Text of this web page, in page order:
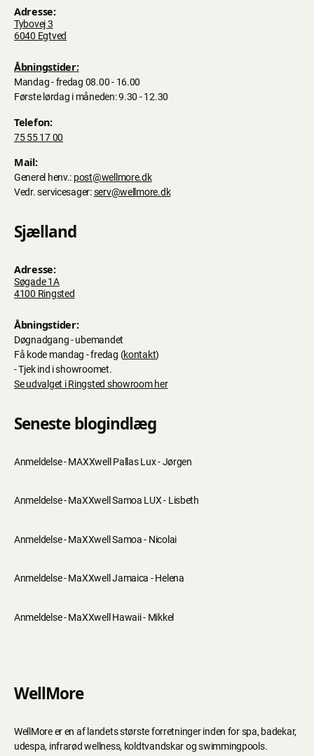
Adresse:
Tybovej 3
6040 Egtved
Åbningstider:
Mandag - fredag 08.00 - 16.00
Første lørdag i måneden: 9.30 - 12.30
Telefon:
75 55 17 00
Mail:
Generel henv.: post@wellmore.dk
Vedr. servicesager:serv@wellmore.dk
Sjælland
Adresse:
Søgade 1A
4100 Ringsted
Åbningstider:
Døgnadgang - ubemandet
Få kode mandag - fredag (kontakt)
- Tjek ind i showroomet.
Se udvalget i Ringsted showroom her
Seneste blogindlæg
Anmeldelse - MAXXwell Pallas Lux - Jørgen
Anmeldelse - MaXXwell Samoa LUX - Lisbeth
Anmeldelse - MaXXwell Samoa - Nicolai
Anmeldelse - MaXXwell Jamaica - Helena
Anmeldelse - MaXXwell Hawaii - Mikkel
WellMore
WellMore er en af landets største forretninger inden for spa, badekar,
udespa, infrarød wellness, koldtvandskar og swimmingpools.